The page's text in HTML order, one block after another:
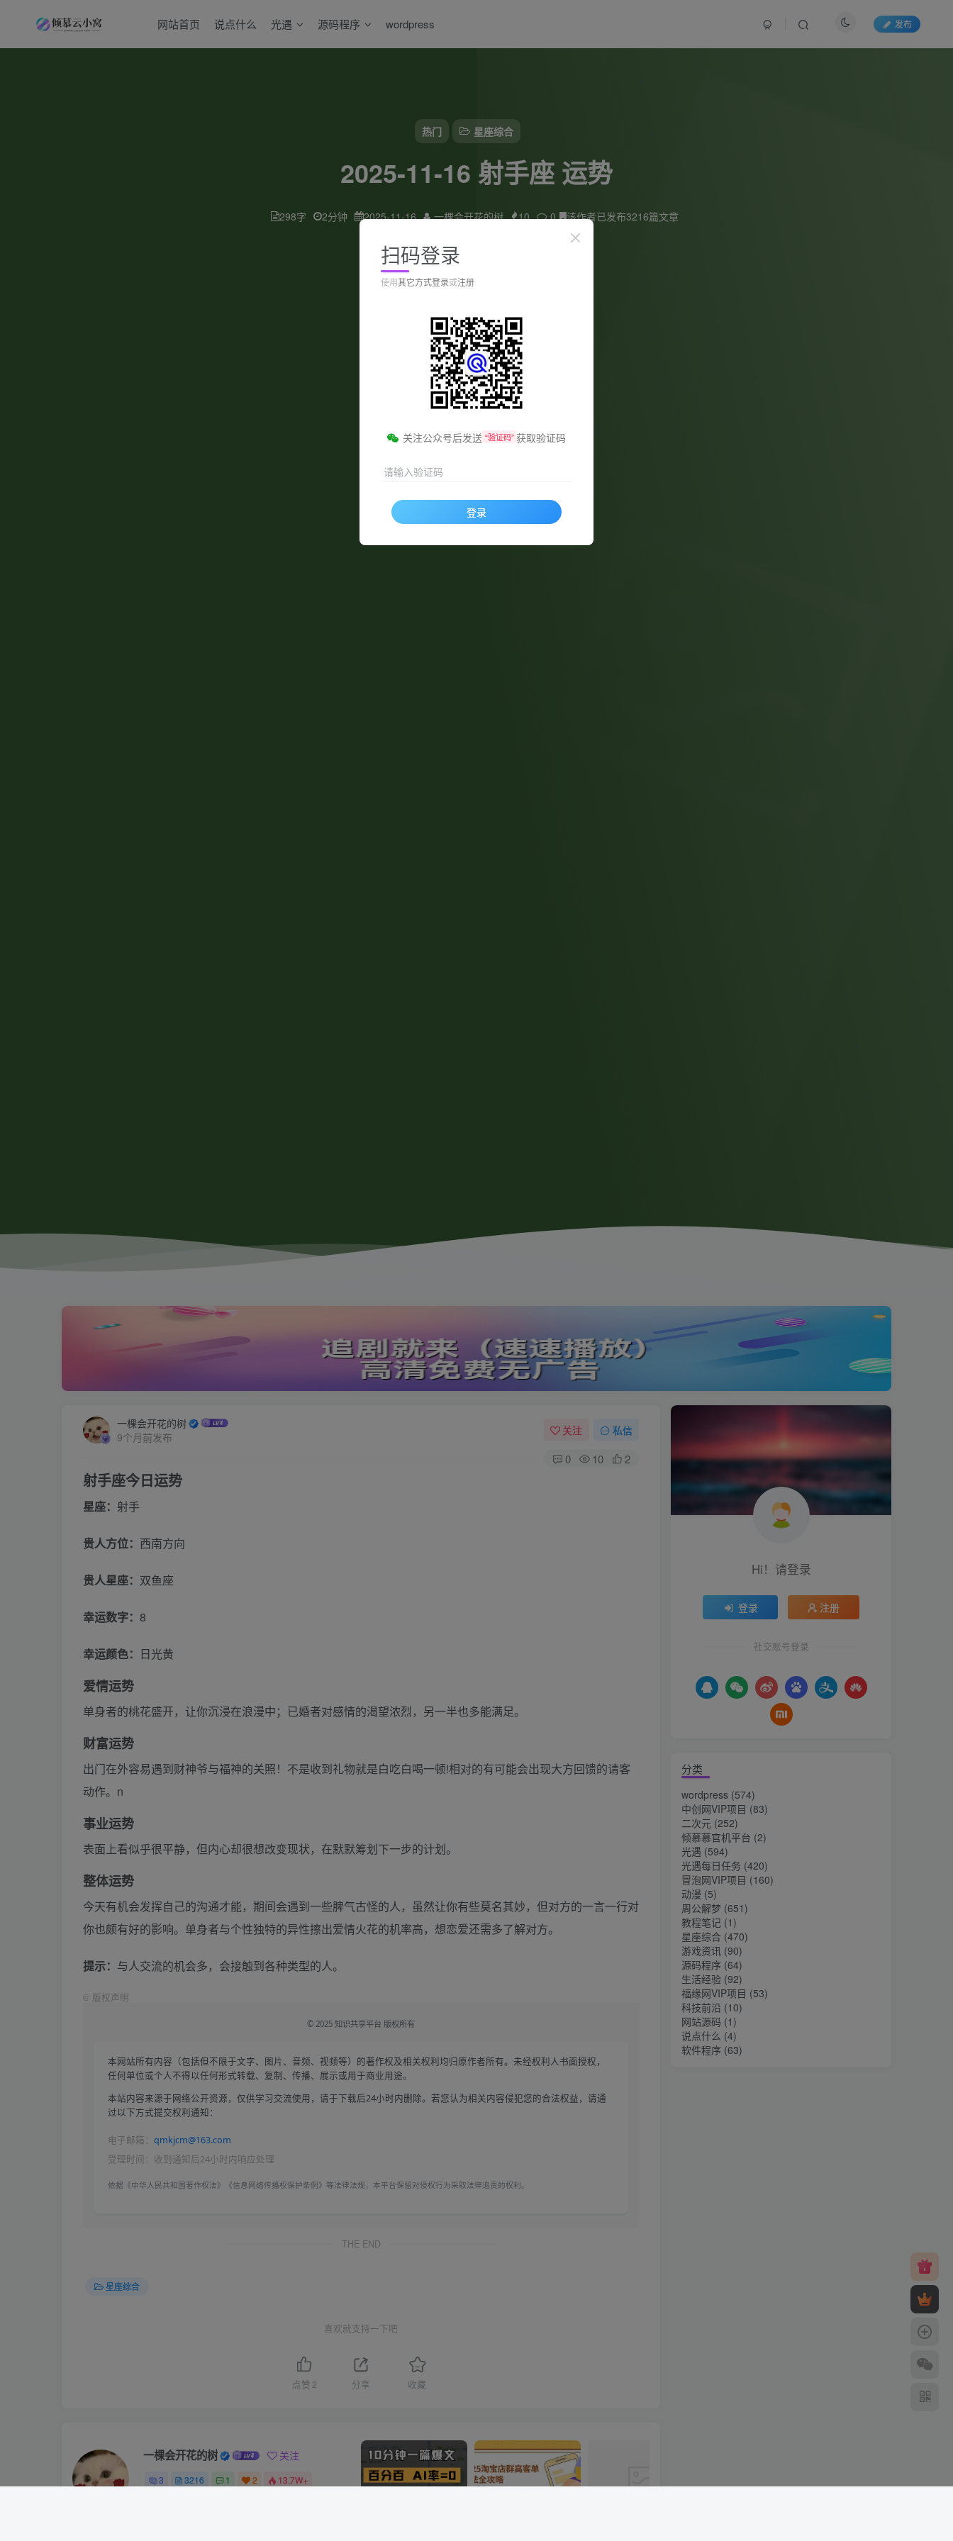
热门 星座综合
2025-11-16 射手座 运势
298字 2分钟 2025-11-16 一棵会开花的树 10 0 该作者已发布3216篇文章
网站首页 说点什么 光遇 源码程序 wordpress 发布
一棵会开花的树
9个月前发布
关注 私信
0 10 2
射手座今日运势
星座： 射手
贵人方位： 西南方向
贵人星座： 双鱼座
幸运数字： 8
幸运颜色： 日光黄
爱情运势
单身者的桃花盛开，让你沉浸在浪漫中；已婚者对感情的渴望浓烈，另一半也多能满足。
财富运势
出门在外容易遇到财神爷与福神的关照！不是收到礼物就是白吃白喝一顿!相对的有可能会出现大方回馈的请客
动作。n
事业运势
表面上看似乎很平静，但内心却很想改变现状，在默默筹划下一步的计划。
整体运势
今天有机会发挥自己的沟通才能，期间会遇到一些脾气古怪的人，虽然让你有些莫名其妙，但对方的一言一行对
你也颇有好的影响。单身者与个性独特的异性擦出爱情火花的机率高，想恋爱还需多了解对方。
提示： 与人交流的机会多，会接触到各种类型的人。
© 版权声明
© 2025 知识共享平台 版权所有
本网站所有内容（包括但不限于文字、图片、音频、视频等）的著作权及相关权利均归原作者所有。未经权利人书面授权，
任何单位或个人不得以任何形式转载、复制、传播、展示或用于商业用途。
本站内容来源于网络公开资源，仅供学习交流使用，请于下载后24小时内删除。若您认为相关内容侵犯您的合法权益，请通
过以下方式提交权利通知：
电子邮箱： qmkjcm@163.com
受理时间：收到通知后24小时内响应处理
依据《中华人民共和国著作权法》《信息网络传播权保护条例》等法律法规，本平台保留对侵权行为采取法律追责的权利。
THE END
星座综合
喜欢就支持一下吧
点赞 2 分享 收藏
一棵会开花的树 关注
3 3216 1 2 13.7W+
Hi！请登录
登录 注册
社交账号登录
分类
wordpress (574)
中创网VIP项目 (83)
二次元 (252)
倾慕慕官机平台 (2)
光遇 (594)
光遇每日任务 (420)
冒泡网VIP项目 (160)
动漫 (5)
周公解梦 (651)
教程笔记 (1)
星座综合 (470)
游戏资讯 (90)
源码程序 (64)
生活经验 (92)
福缘网VIP项目 (53)
科技前沿 (10)
网站源码 (1)
说点什么 (4)
软件程序 (63)
扫码登录
使用其它方式登录或注册
关注公众号后发送 “验证码” 获取验证码
请输入验证码
登录